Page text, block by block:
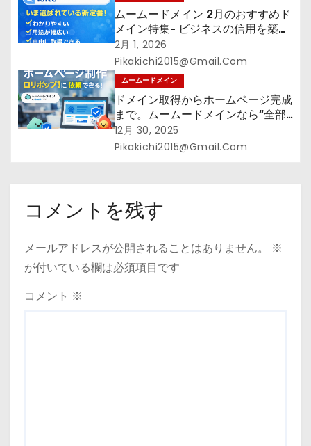
ムームードメイン 2月のおすすめド
メイン特集- ビジネスの信用を築く
――そのすべての起点となるのが独
自ドメイン
2月 1, 2026
Pikakichi2015@gmail.com
ムームードメイン
ドメイン取得からホームページ完成
まで。ムームードメインなら“全部
まとめて”安心スタート
12月 30, 2025
Pikakichi2015@gmail.com
コメントを残す
メールアドレスが公開されることはありません。
※
が付いている欄は必須項目です
コメント ※